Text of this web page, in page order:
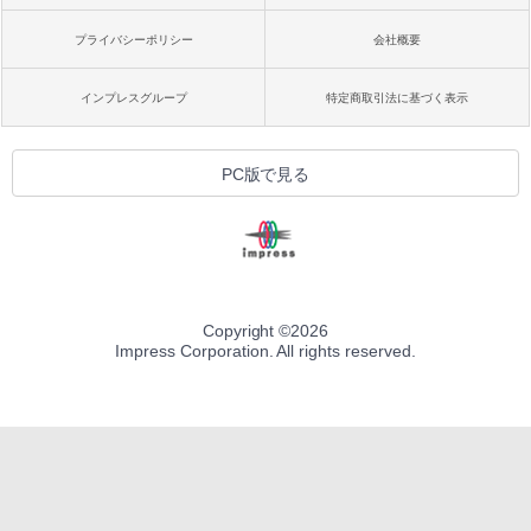
プライバシーポリシー 会社概要
インプレスグループ 特定商取引法に基づく表示
PC版で見る
Copyright ©2026
Impress Corporation. All rights reserved.